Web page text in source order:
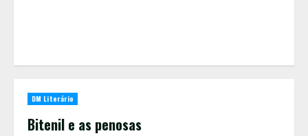
DM Literário
Bitenil e as penosas